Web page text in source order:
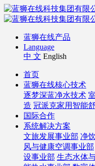
蓝狮在线产品
Language
中 文 English
首页
蓝狮在线核心技术
逐梦深蓝净水技术
造 冠派克家用智能
国际合作
系统解决方案
文旅发展事业部 净
风与健康空调事业部
设事业部 生态水体